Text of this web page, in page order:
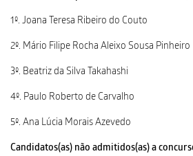
1º. Joana Teresa Ribeiro do Couto
2º. Mário Filipe Rocha Aleixo Sousa Pinheiro
3º. Beatriz da Silva Takahashi
4º. Paulo Roberto de Carvalho
5º. Ana Lúcia Morais Azevedo
Candidatos(as) não admitidos(as) a